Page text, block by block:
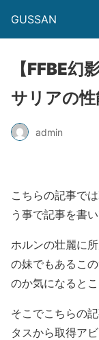
GUSSAN
【FFBE幻
サリアの性
admin
こちらの記事では
う事で記事を書
ホルンの壮麗に
の妹でもあるこ
のか気になるとこ
そこでこちらの
タスから取得ア